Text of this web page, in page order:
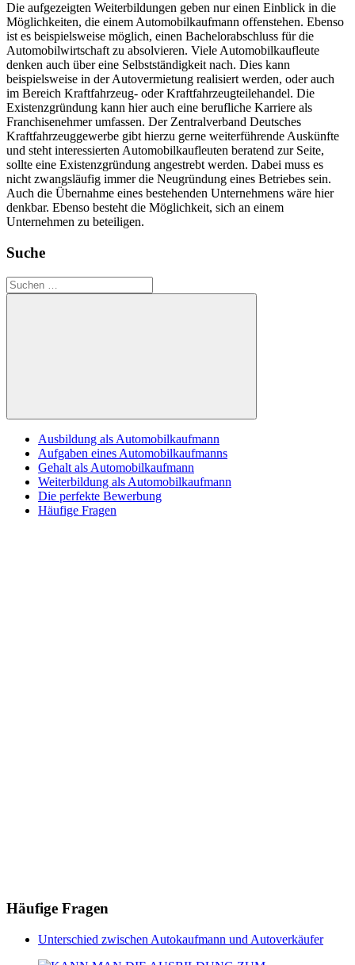
Die aufgezeigten Weiterbildungen geben nur einen Einblick in die
Möglichkeiten, die einem Automobilkaufmann offenstehen. Ebenso
ist es beispielsweise möglich, einen Bachelorabschluss für die
Automobilwirtschaft zu absolvieren. Viele Automobilkaufleute
denken auch über eine Selbstständigkeit nach. Dies kann
beispielsweise in der Autovermietung realisiert werden, oder auch
im Bereich Kraftfahrzeug- oder Kraftfahrzeugteilehandel. Die
Existenzgründung kann hier auch eine berufliche Karriere als
Franchisenehmer umfassen. Der Zentralverband Deutsches
Kraftfahrzeuggewerbe gibt hierzu gerne weiterführende Auskünfte
und steht interessierten Automobilkaufleuten beratend zur Seite,
sollte eine Existenzgründung angestrebt werden. Dabei muss es
nicht zwangsläufig immer die Neugründung eines Betriebes sein.
Auch die Übernahme eines bestehenden Unternehmens wäre hier
denkbar. Ebenso besteht die Möglichkeit, sich an einem
Unternehmen zu beteiligen.
Suche
Suchen
nach:
Suchen
Ausbildung als Automobilkaufmann
Aufgaben eines Automobilkaufmanns
Gehalt als Automobilkaufmann
Weiterbildung als Automobilkaufmann
Die perfekte Bewerbung
Häufige Fragen
Häufige Fragen
Unterschied zwischen Autokaufmann und Autoverkäufer